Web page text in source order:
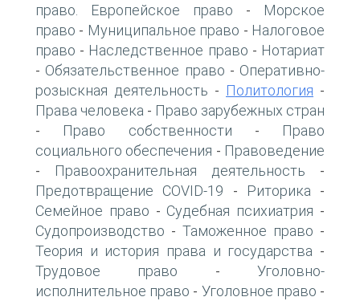
право. Европейское право -
Морское
право - Муниципальное право - Налоговое
право - Наследственное право - Нотариат
- Обязательственное право - Оперативно-
розыскная деятельность - Политология -
Права человека - Право зарубежных стран
- Право собственности -
Право
социального обеспечения - Правоведение
- Правоохранительная деятельность -
Предотвращение COVID-19 - Риторика -
Семейное право - Судебная психиатрия -
Судопроизводство - Таможенное право -
Теория и история права и государства -
Трудовое право -Уголовно-
исполнительное право - Уголовное право -